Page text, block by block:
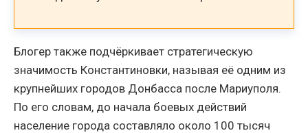
Блогер также подчёркивает стратегическую
значимость Константиновки, называя её одним из
крупнейших городов Донбасса после Мариуполя.
По его словам, до начала боевых действий
население города составляло около 100 тысяч